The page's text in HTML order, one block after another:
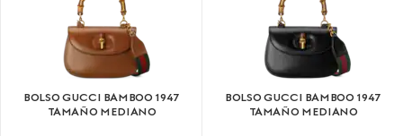
BOLSO GUCCI BAMBOO 1947
TAMAÑO MEDIANO
BOLSO GUCCI BAMBOO 1947
TAMAÑO MEDIANO